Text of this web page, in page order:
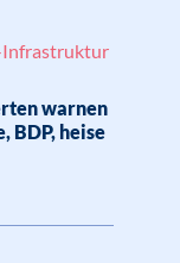
Infrastruktur
warnen
BDP, heise